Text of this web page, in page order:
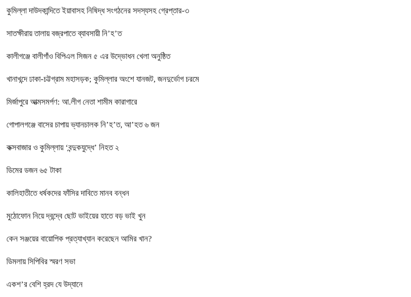
কুমিল্লা দাউদকান্দিতে ইয়াবাসহ নিষিদ্ধ সংগঠনের সদস্যসহ গ্রেপ্তার-৩
সাতক্ষীরায় তালায় বজ্রপাতে ব্যাবসায়ী নি’হ’ত
কালীগঞ্জে বালীগাঁও বিপিএল সিজন ৫ এর উদ্ভোধন খেলা অনুষ্ঠিত
খানাখন্দে ঢাকা-চট্টগ্রাম মহাসড়ক; কুমিল্লার অংশে যানজট, জনদুর্ভোগ চরমে
মির্জাপুরে আত্মসমর্পণ: আ.লীগ নেতা শামীম কারাগারে
গোপালগঞ্জে বাসের চাপায় ভ্যানচালক নি’হ’ত, আ’হত ৬ জন
কক্সবাজার ও কুমিল্লায় ‘বন্দুকযুদ্ধে’ নিহত ২
ডিমের ডজন ৬৫ টাকা
কালিহাতীতে ধর্ষকদের ফাঁসির দাবিতে মানব বন্ধন
মুঠোফোন নিয়ে দ্বন্দ্বে ছোট ভাইয়ের হাতে বড় ভাই খুন
কেন সঞ্জয়ের বায়োপিক প্রত্যাখ্যান করেছেন আমির খান?
ডিমলায় সিপিবির স্মরণ সভা
একশ’র বেশি হ্রদ যে উদ্যানে